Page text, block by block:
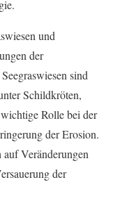
und
der
sind
Schildkröten,
Rolle bei der
der Erosion.
Veränderungen
der